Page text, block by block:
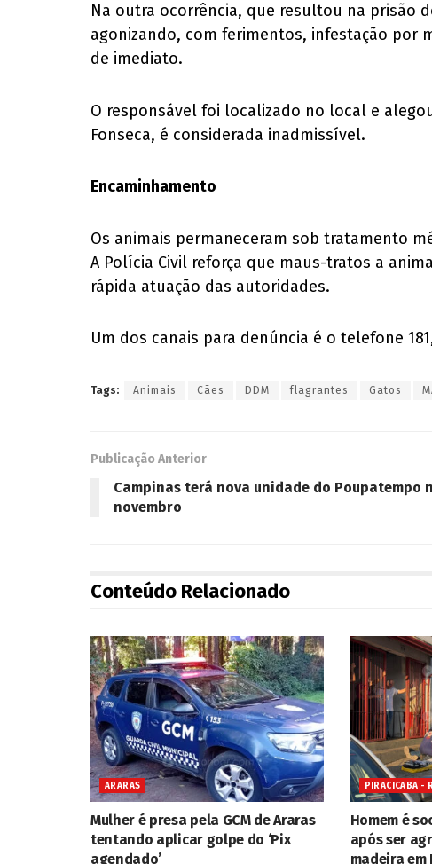
Na outra ocorrência, que resultou na prisão
agonizando, com ferimentos, infestação por
de imediato.
O responsável foi localizado no local e
Fonseca, é considerada inadmissível.
Encaminhamento
Os animais permaneceram sob tratamento
A Polícia Civil reforça que maus-tratos a
rápida atuação das autoridades.
Um dos canais para denúncia é o telefone
Tags: Animais Cães DDM flagrantes Gatos
Publicação Anterior
Campinas terá nova unidade do Poupatempo
novembro
Conteúdo Relacionado
ARARAS
Mulher é presa pela GCM de Araras
tentando aplicar golpe do ‘Pix
agendado’
PIRACICABA -
Homem é
após ser
madeira em